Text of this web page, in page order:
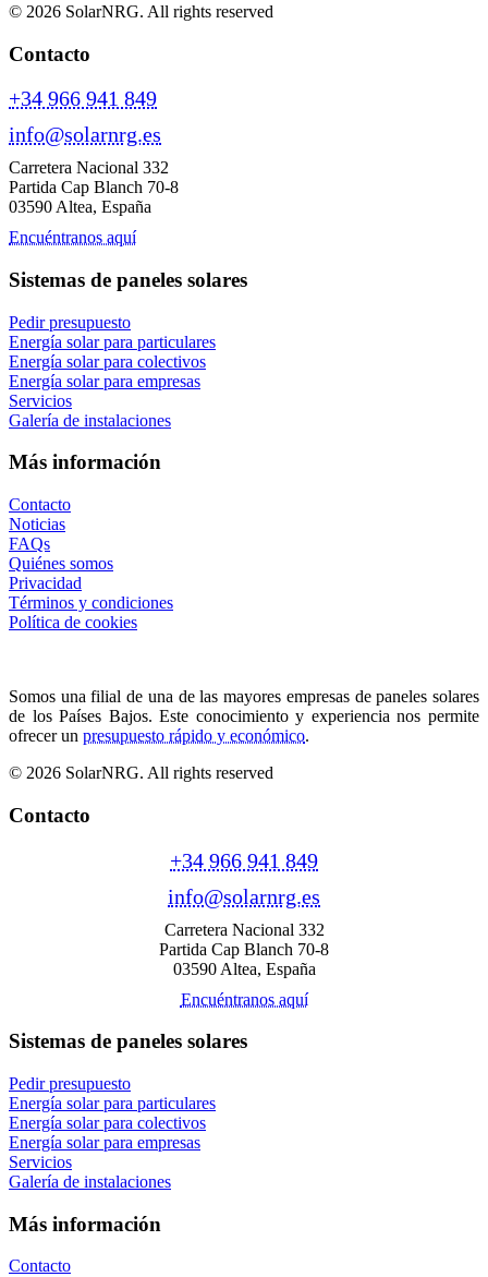
© 2026 SolarNRG. All rights reserved
Contacto
+34 966 941 849
info@solarnrg.es
Carretera Nacional 332
Partida Cap Blanch 70-8
03590 Altea, España
Encuéntranos aquí
Sistemas de paneles solares
Pedir presupuesto
Energía solar para particulares
Energía solar para colectivos
Energía solar para empresas
Servicios
Galería de instalaciones
Más información
Contacto
Noticias
FAQs
Quiénes somos
Privacidad
Términos y condiciones
Política de cookies
Somos una filial de una de las mayores empresas de paneles solares
de los Países Bajos. Este conocimiento y experiencia nos permite
ofrecer un presupuesto rápido y económico.
© 2026 SolarNRG. All rights reserved
Contacto
+34 966 941 849
info@solarnrg.es
Carretera Nacional 332
Partida Cap Blanch 70-8
03590 Altea, España
Encuéntranos aquí
Sistemas de paneles solares
Pedir presupuesto
Energía solar para particulares
Energía solar para colectivos
Energía solar para empresas
Servicios
Galería de instalaciones
Más información
Contacto